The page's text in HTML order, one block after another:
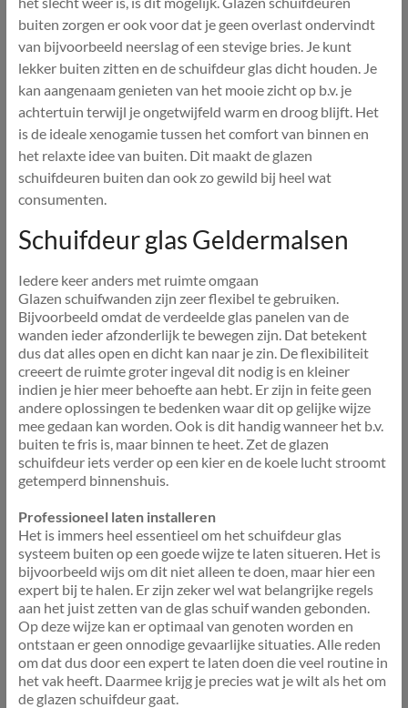
buiten zorgen er ook voor dat je geen overlast ondervindt
van bijvoorbeeld neerslag of een stevige bries. Je kunt
lekker buiten zitten en de schuifdeur glas dicht houden. Je
kan aangenaam genieten van het mooie zicht op b.v. je
achtertuin terwijl je ongetwijfeld warm en droog blijft. Het
is de ideale xenogamie tussen het comfort van binnen en
het relaxte idee van buiten. Dit maakt de glazen
schuifdeuren buiten dan ook zo gewild bij heel wat
consumenten.
Schuifdeur glas Geldermalsen
Iedere keer anders met ruimte omgaan
Glazen schuifwanden zijn zeer flexibel te gebruiken.
Bijvoorbeeld omdat de verdeelde glas panelen van de
wanden ieder afzonderlijk te bewegen zijn. Dat betekent
dus dat alles open en dicht kan naar je zin. De flexibiliteit
creeert de ruimte groter ingeval dit nodig is en kleiner
indien je hier meer behoefte aan hebt. Er zijn in feite geen
andere oplossingen te bedenken waar dit op gelijke wijze
mee gedaan kan worden. Ook is dit handig wanneer het b.v.
buiten te fris is, maar binnen te heet. Zet de glazen
schuifdeur iets verder op een kier en de koele lucht stroomt
getemperd binnenshuis.
Professioneel laten installeren
Het is immers heel essentieel om het schuifdeur glas
systeem buiten op een goede wijze te laten situeren. Het is
bijvoorbeeld wijs om dit niet alleen te doen, maar hier een
expert bij te halen. Er zijn zeker wel wat belangrijke regels
aan het juist zetten van de glas schuif wanden gebonden.
Op deze wijze kan er optimaal van genoten worden en
ontstaan er geen onnodige gevaarlijke situaties. Alle reden
om dat dus door een expert te laten doen die veel routine in
het vak heeft. Daarmee krijg je precies wat je wilt als het om
de glazen schuifdeur gaat.